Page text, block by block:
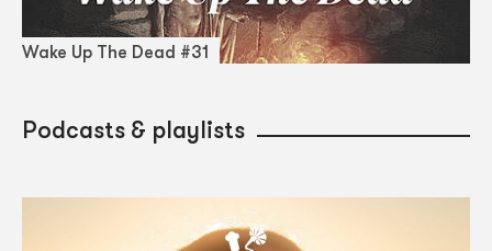
Wake Up The Dead #31
Podcasts & playlists